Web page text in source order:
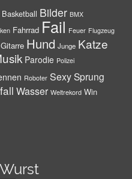
Basketball Bilder BMX
Fahrrad Fail Feuer Flugzeug
Gitarre Hund Junge Katze
Parodie Polizei
Roboter SexySprung
Wasser Weltrekord Win